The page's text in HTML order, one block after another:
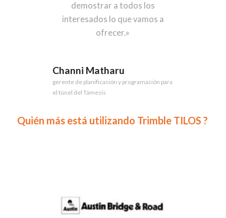
demostrar a todos los
interesados lo que vamos a
ofrecer.»
Channi Matharu
gerente de planificación y programación para
el túnel del Támesis
Quién más está utilizando Trimble TILOS ?